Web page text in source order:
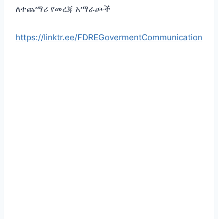
ለተጨማሪ የመረጃ አማራጮች
https://linktr.ee/FDREGovermentCommunication